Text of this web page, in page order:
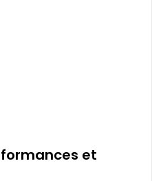
et